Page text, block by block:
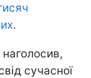
.
сучасної